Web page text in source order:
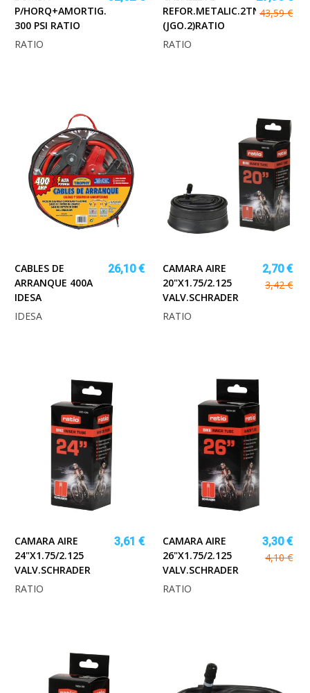
P/HORQ+AMORTIG.
300 PSI RATIO
RATIO
REFOR.METALIC.2TN
(JGO.2)RATIO
43,59 €
RATIO
CABLES DE
ARRANQUE 400A
IDESA
26,10 €
IDESA
CAMARA AIRE
20"X1.75/2.125
VALV.SCHRADER
2,70 €
3,42 €
RATIO
CAMARA AIRE
24"X1.75/2.125
VALV.SCHRADER
3,61 €
RATIO
CAMARA AIRE
26"X1.75/2.125
VALV.SCHRADER
3,30 €
4,10 €
RATIO